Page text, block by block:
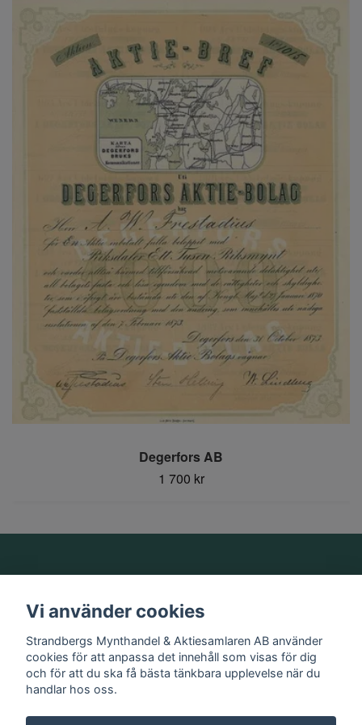
Degerfors AB
1 700 kr
Information
Sociala medier
Vi använder cookies
Strandbergs Mynthandel & Aktiesamlaren AB använder
cookies för att anpassa det innehåll som visas för dig
och för att du ska få bästa tänkbara upplevelse när du
handlar hos oss.